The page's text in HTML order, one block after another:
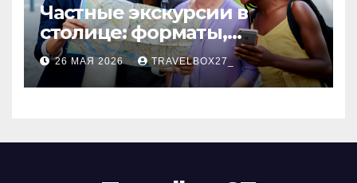
Частные экскурсии в
столице: форматы,
маршруты и особенности
организации
26 МАЯ 2026 TRAVELBOX27_